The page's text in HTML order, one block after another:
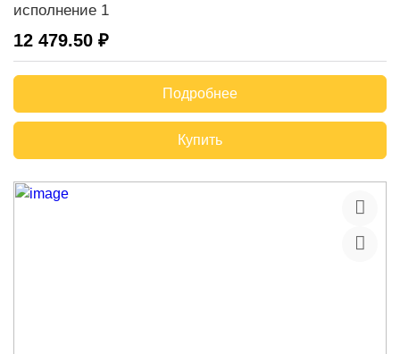
исполнение 1
12 479.50 ₽
Подробнее
Купить